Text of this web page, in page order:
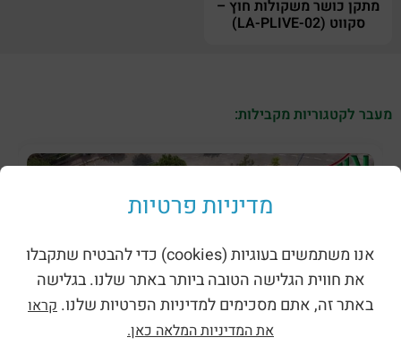
מתקן כושר משקולות חוץ –
סקווט (LA-PLIVE-02)
מעבר לקטגוריות מקבילות:
מדיניות פרטיות
אנו משתמשים בעוגיות (cookies) כדי להבטיח שתקבלו
את חווית הגלישה הטובה ביותר באתר שלנו. בגלישה
באתר זה, אתם מסכימים למדיניות הפרטיות שלנו. קראו
את המדיניות המלאה כאן.